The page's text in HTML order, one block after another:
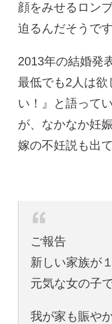
顔をみせるロン
迫るんだそうです
2013年の結婚発
最低でも2人は欲
い！』と語って
が、なかなか妊
嫁の不妊説も出
ご報告
新しい家族が
元気な女の子で
我が家も賑や